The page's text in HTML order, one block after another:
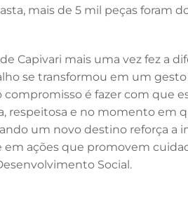
mais de 5 mil peças foram
Capivari mais uma vez fez a
se transformou em um
compromisso é fazer com que
respeitosa e no momento em
um novo destino reforça a
ações que promovem
Social.